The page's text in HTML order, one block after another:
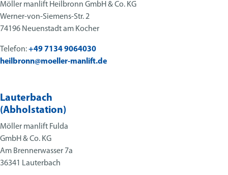
Möller manlift Heilbronn GmbH & Co. KG
Werner-von-Siemens-Str. 2
74196 Neuenstadt am Kocher
Telefon:+49 7134 9064030
heilbronn@moeller-manlift.de
Lauterbach
(Abhol­station)
Möller manlift Fulda
GmbH & Co. KG
Am Brenner­wasser 7a
36341 Lauterbach